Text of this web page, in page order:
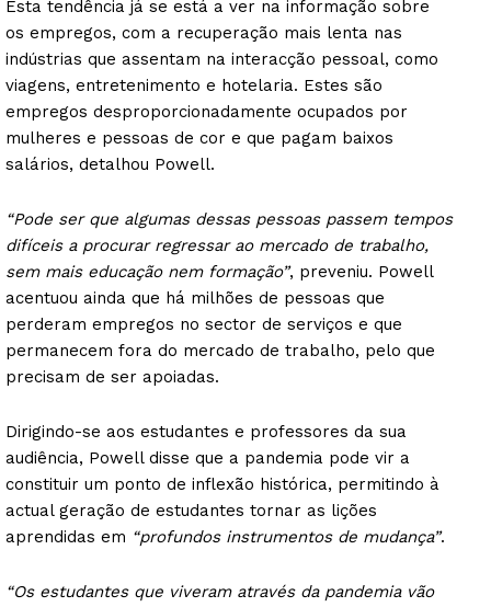
Esta tendência já se está a ver na informação sobre
os empregos, com a recuperação mais lenta nas
indústrias que assentam na interacção pessoal, como
viagens, entretenimento e hotelaria. Estes são
empregos desproporcionadamente ocupados por
mulheres e pessoas de cor e que pagam baixos
salários, detalhou Powell.
“Pode ser que algumas dessas pessoas passem tempos
difíceis a procurar regressar ao mercado de trabalho,
sem mais educação nem formação”, preveniu. Powell
acentuou ainda que há milhões de pessoas que
perderam empregos no sector de serviços e que
permanecem fora do mercado de trabalho, pelo que
precisam de ser apoiadas.
Dirigindo-se aos estudantes e professores da sua
audiência, Powell disse que a pandemia pode vir a
constituir um ponto de inflexão histórica, permitindo à
actual geração de estudantes tornar as lições
aprendidas em “profundos instrumentos de mudança”.
“Os estudantes que viveram através da pandemia vão